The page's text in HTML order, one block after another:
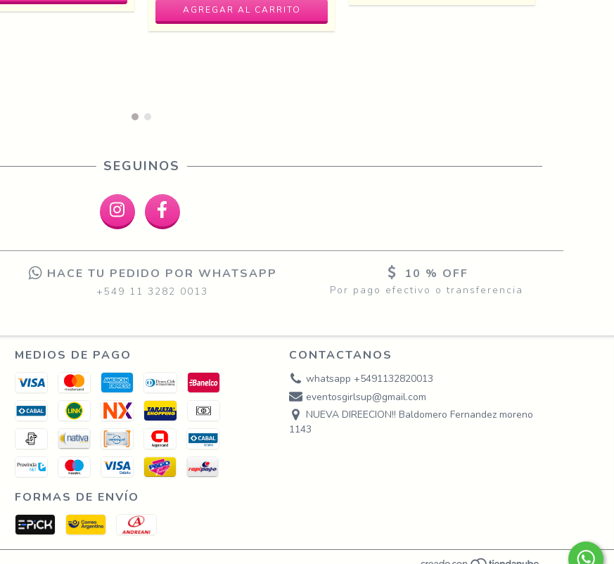
AGREGAR AL CARRITO
SEGUINOS
HACE TU PEDIDO POR WHATSAPP
+549 11 3282 0013
10 % OFF
Por pago efectivo o transferencia
MEDIOS DE PAGO
FORMAS DE ENVÍO
CONTACTANOS
whatsapp +5491132820013
eventosgirlsup@gmail.com
NUEVA DIREECION!! Baldomero Fernandez moreno
1143